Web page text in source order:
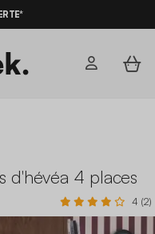
d'hévéa 4 places
4 (2)